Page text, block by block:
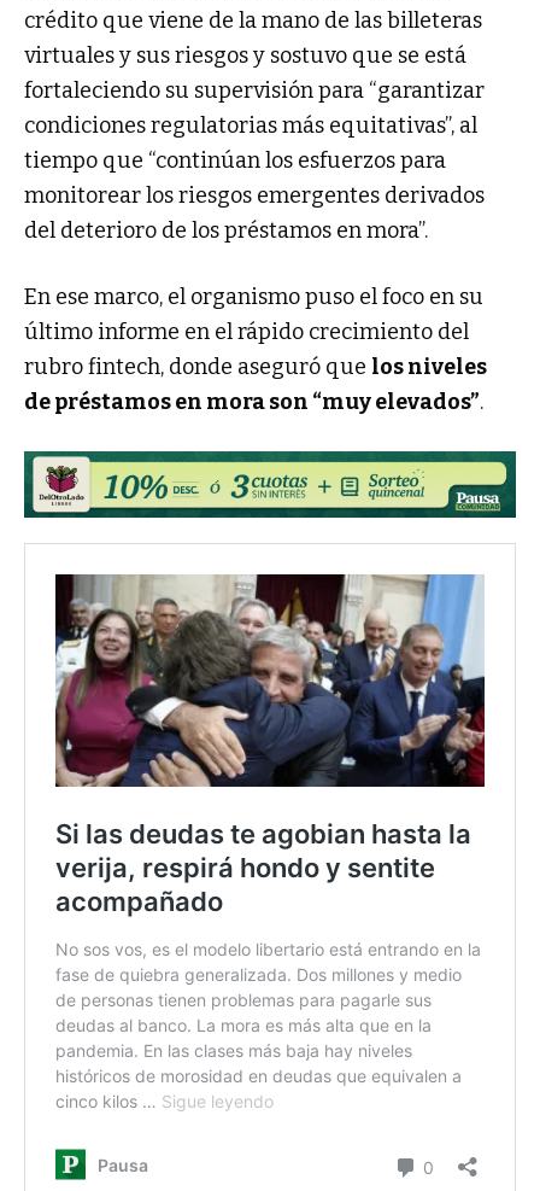
crédito que viene de la mano de las billeteras
virtuales y sus riesgos y sostuvo que se está
fortaleciendo su supervisión para “garantizar
condiciones regulatorias más equitativas”, al
tiempo que “continúan los esfuerzos para
monitorear los riesgos emergentes derivados
del deterioro de los préstamos en mora”.
En ese marco, el organismo puso el foco en su
último informe en el rápido crecimiento del
rubro fintech, donde aseguró que los niveles
de préstamos en mora son “muy elevados”.